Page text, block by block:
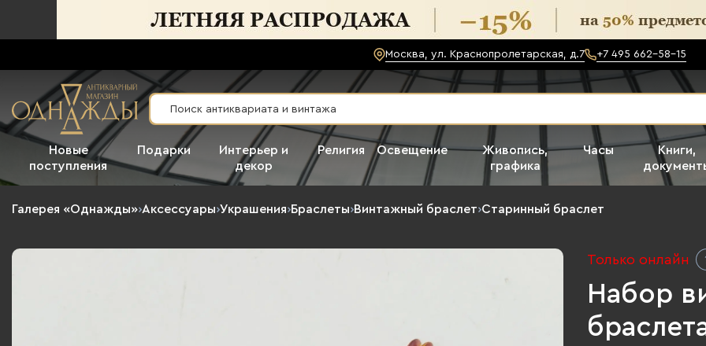
Москва, ул. Краснопролетарская, д.7 +7 495 662-58-15
Новые
поступления
Подарки
Интерьер и
декор
Религия Освещение
Живопись,
графика
Часы
Книги,
Галерея «Однажды»›Аксессуары›Украшения›Браслеты›Винтажный браслет›Старинный браслет
Только онлайн
Набор